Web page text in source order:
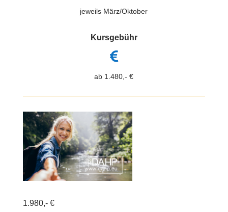
jeweils März/Oktober
Kursgebühr

ab 1.480,- €
1.980,- €